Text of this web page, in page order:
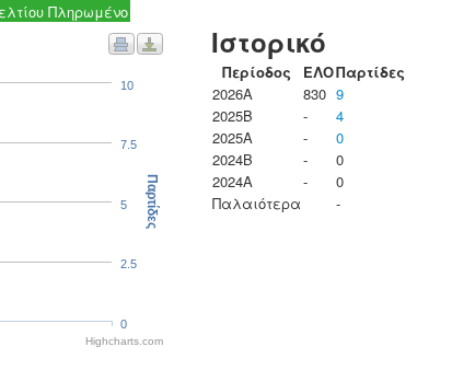
Πληρωμένο
0
2.5
5
7.5
10
Παρτίδες
Highcharts.com
Ιστορικό
Περίοδος ΕΛΟΠαρτίδες
2026A
830 9
2025B
-
4
2025A
-
0
2024B
-
0
2024A
-
0
Παλαιότερα
-